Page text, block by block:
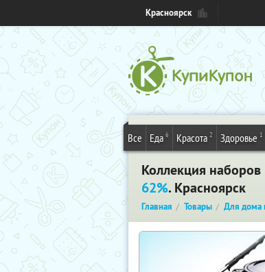
Красноярск
Все Еда 6 Красота 2 Здоровье 1
Коллекция
62%. Красноярск
Главная Товары Для дома